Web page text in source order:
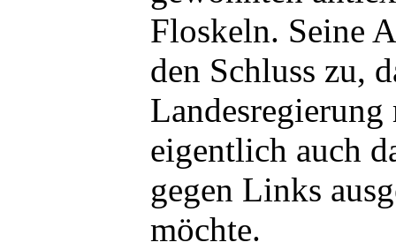
Floskeln. Seine
den Schluss zu,
eigentlich auch
gegen Links
möchte.